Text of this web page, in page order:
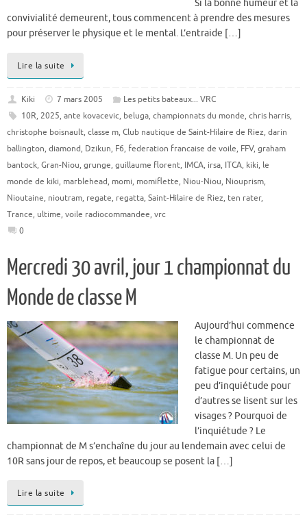
Si la bonne humeur et la
convivialité demeurent, tous commencent à prendre des mesures
pour préserver le physique et le mental. L’entraide […]
Lire la suite
Kiki 7 mars 2005
Les petits bateaux... VRC
10R, 2025, ante kovacevic, beluga, championnats du monde, chris harris,
christophe boisnault, classe m, Club nautique de Saint-Hilaire de Riez, darin
ballington, diamond, Dzikun, F6, federation francaise de voile, FFV, graham
bantock, Gran-Niou, grunge, guillaume florent, IMCA, irsa, ITCA, kiki, le
monde de kiki, marblehead, momi, momiflette, Niou-Niou, Niouprism,
Nioutaine, nioutram, regate, regatta, Saint-Hilaire de Riez, ten rater,
Trance, ultime, voile radiocommandee, vrc
0
Mercredi 30 avril, jour 1 championnat du
Monde de classe M
Aujourd’hui commence
le championnat de
classe M. Un peu de
fatigue pour certains, un
peu d’inquiétude pour
d’autres se lisent sur les
visages ? Pourquoi de
l’inquiétude ? Le
championnat de M s’enchaîne du jour au lendemain avec celui de
10R sans jour de repos, et beaucoup se posent la […]
Lire la suite